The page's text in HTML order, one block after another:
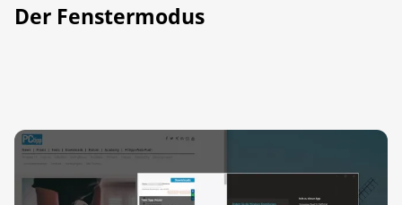
Der Fenstermodus